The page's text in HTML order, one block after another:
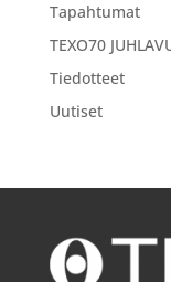
Tapahtumat
TEXO70
Tiedotteet
Uutiset